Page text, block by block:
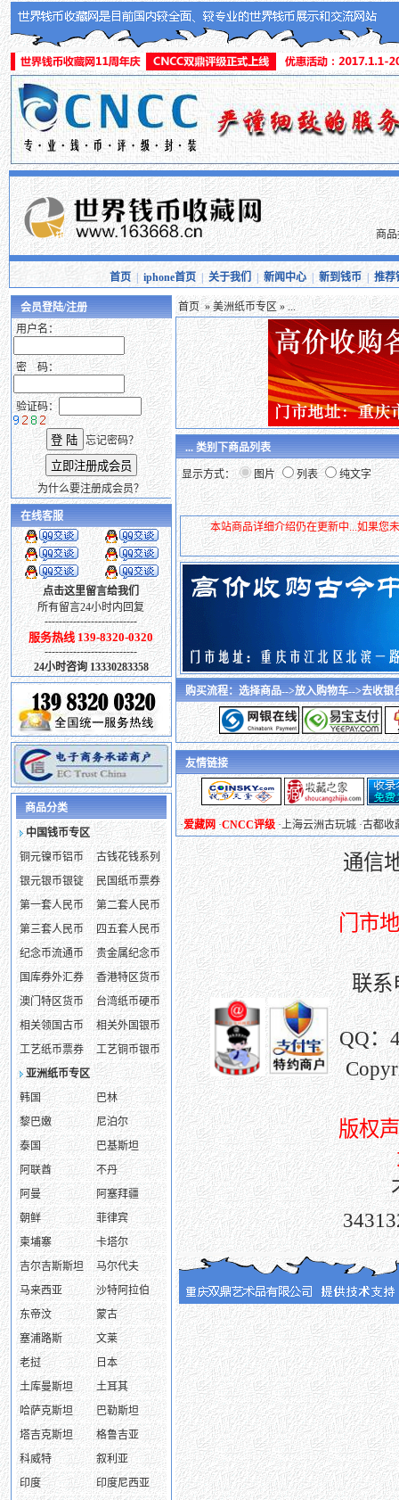
商
首页 |iphone首页 |关于我们 |新闻中心 |新到钱币 |推荐
会员登陆/注册
用户名：
密 码：
验证码：
忘记密码？
为什么要注册成会员？
在线客服
点击这里留言给我们
所有留言24小时内回复
--------------------------
服务热线 139-8320-0320
--------------------------
24小时咨询 13330283358
商品分类
中国钱币专区
铜元镍币铝币
古钱花钱系列
银元银币银锭
民国纸币票券
第一套人民币
第二套人民币
第三套人民币
四五套人民币
纪念币流通币
贵金属纪念币
国库券外汇券
香港特区货币
澳门特区货币
台湾纸币硬币
相关领国古币
相关外国银币
工艺纸币票券
工艺铜币银币
亚洲纸币专区
韩国
巴林
黎巴嫩
尼泊尔
泰国
巴基斯坦
阿联酋
不丹
阿曼
阿塞拜疆
朝鲜
菲律宾
柬埔寨
卡塔尔
吉尔吉斯斯坦
马尔代夫
马来西亚
沙特阿拉伯
东帝汶
蒙古
塞浦路斯
文莱
老挝
日本
土库曼斯坦
土耳其
哈萨克斯坦
巴勒斯坦
塔吉克斯坦
格鲁吉亚
科威特
叙利亚
印度
印度尼西亚
首页»美洲纸币专区» ...
... 类别下商品列表
显示方式： 图片 列表 纯文字
本站商品详细介绍仍在更新中...如果您
购买流程：选择商品-->放入购物车-->去收
友情链接
·爱藏网 ·CNCC评级·上海云洲古玩城 ·古都收
通信
门市
联系
QQ：
版权